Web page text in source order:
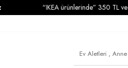
“IKEA ürünlerinde” 350 TL ve